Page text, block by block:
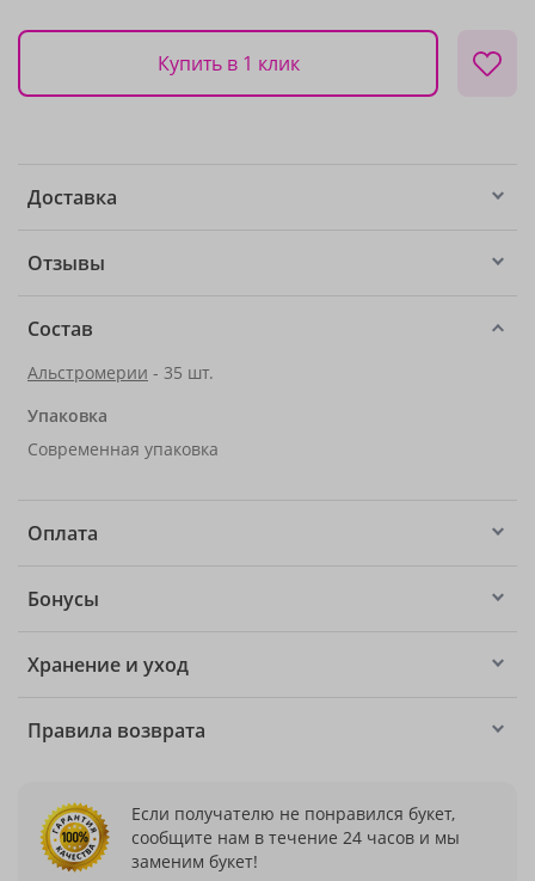
Купить в 1 клик
Доставка
Отзывы
Состав
Альстромерии - 35 шт.
Упаковка
Современная упаковка
Оплата
Бонусы
Хранение и уход
Правила возврата
Если получателю не понравился букет,
сообщите нам в течение 24 часов и мы
заменим букет!